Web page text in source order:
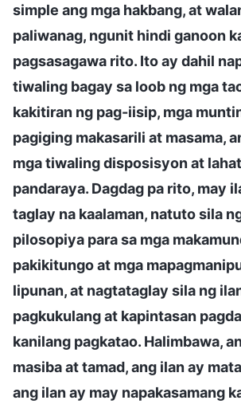
simple ang mga hakbang, at
paliwanag, ngunit hindi ganoon
pagsasagawa rito. Ito ay dahil
tiwaling bagay sa loob ng mga
kakitiran ng pag-iisip, mga
pagiging makasarili at masama,
mga tiwaling disposisyon at
pandaraya. Dagdag pa rito, may
taglay na kaalaman, natuto sila
pilosopiya para sa mga
pakikitungo at mga
lipunan, at nagtataglay sila ng
pagkukulang at kapintasan
kanilang pagkatao. Halimbawa,
masiba at tamad, ang ilan ay
ang ilan ay may napakasamang